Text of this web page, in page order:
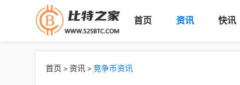
首页 资讯 快讯
首页 > 资讯 > 竞争币资讯